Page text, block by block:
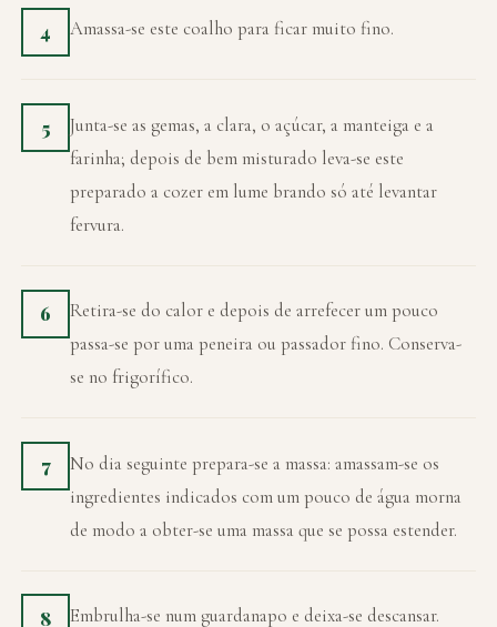
4 Amassa-se este coalho para ficar muito fino.
5
Junta-se as gemas, a clara, o açúcar, a manteiga e a
farinha; depois de bem misturado leva-se este
preparado a cozer em lume brando só até levantar
fervura.
6
Retira-se do calor e depois de arrefecer um pouco
passa-se por uma peneira ou passador fino. Conserva-
se no frigorífico.
7
No dia seguinte prepara-se a massa: amassam-se os
ingredientes indicados com um pouco de água morna
de modo a obter-se uma massa que se possa estender.
8 Embrulha-se num guardanapo e deixa-se descansar.